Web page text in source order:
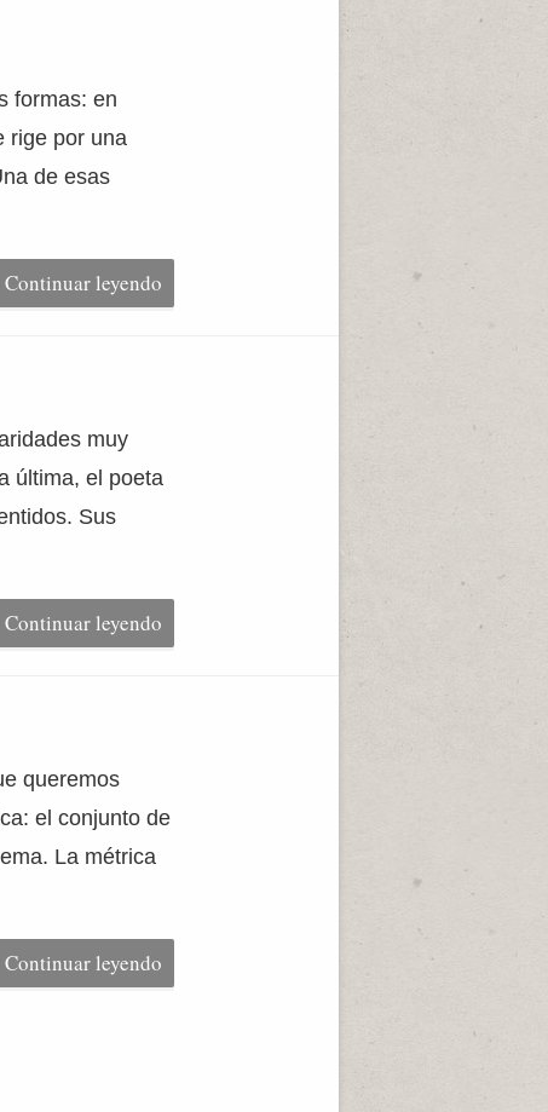
formas: en
rige por una
de esas
Continuar leyendo
muy
última, el poeta
Sus
Continuar leyendo
queremos
el conjunto de
La métrica
Continuar leyendo